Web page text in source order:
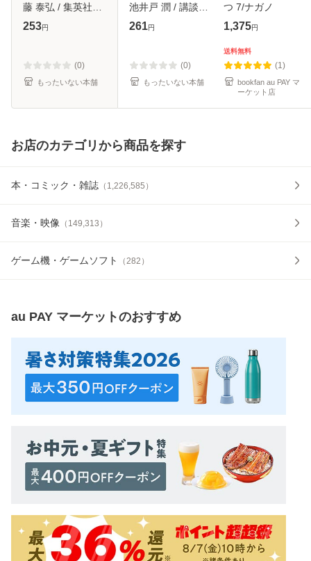
藤 泰弘 / 集英社
[コミック]【メール
253円
(0)
もったいない本舗
池井戸 潤 / 講談社
[文庫]【メール便送
261円
(0)
もったいない本舗
つ 7/ナガノ
1,375円
送料無料
(1)
bookfan au PAY マ
ーケット店
お店のカテゴリから商品を探す
本・コミック・雑誌 （ 1,226,585 ）
音楽・映像 （ 149,313 ）
ゲーム機・ゲームソフト （282 ）
au PAY マーケットのおすすめ